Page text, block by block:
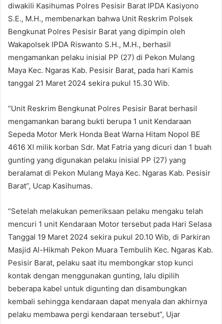
diwakili Kasihumas Polres Pesisir Barat IPDA Kasiyono
S.E., M.H., membenarkan bahwa Unit Reskrim Polsek
Bengkunat Polres Pesisir Barat yang dipimpin oleh
Wakapolsek IPDA Riswanto S.H., M.H., berhasil
mengamankan pelaku inisial PP (27) di Pekon Mulang
Maya Kec. Ngaras Kab. Pesisir Barat, pada hari Kamis
tanggal 21 Maret 2024 sekira pukul 15.30 Wib.
“Unit Reskrim Bengkunat Polres Pesisir Barat berhasil
mengamankan barang bukti berupa 1 unit Kendaraan
Sepeda Motor Merk Honda Beat Warna Hitam Nopol BE
4616 XI milik korban Sdr. Mat Fatria yang dicuri dan 1 buah
gunting yang digunakan pelaku inisial PP (27) yang
beralamat di Pekon Mulang Maya Kec. Ngaras Kab. Pesisir
Barat”, Ucap Kasihumas.
“Setelah melakukan pemeriksaan pelaku mengaku telah
mencuri 1 unit Kendaraan Motor tersebut pada Hari Selasa
Tanggal 19 Maret 2024 sekira pukul 20.10 Wib, di Parkiran
Masjid Al-Hikmah Pekon Muara Tembulih Kec. Ngaras Kab.
Pesisir Barat, pelaku saat itu membongkar stop kunci
kontak dengan menggunakan gunting, lalu dipilih
beberapa kabel untuk digunting dan disambungkan
kembali sehingga kendaraan dapat menyala dan akhirnya
pelaku membawa pergi kendaraan tersebut”, Ujar